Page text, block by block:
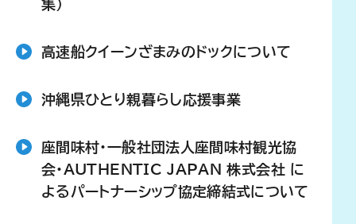
集）
高速船クイーンざまみのドックについて
沖縄県ひとり親暮らし応援事業
座間味村・一般社団法人座間味村観光協
会・AUTHENTIC JAPAN 株式会社 に
よるパートナーシップ協定締結式について